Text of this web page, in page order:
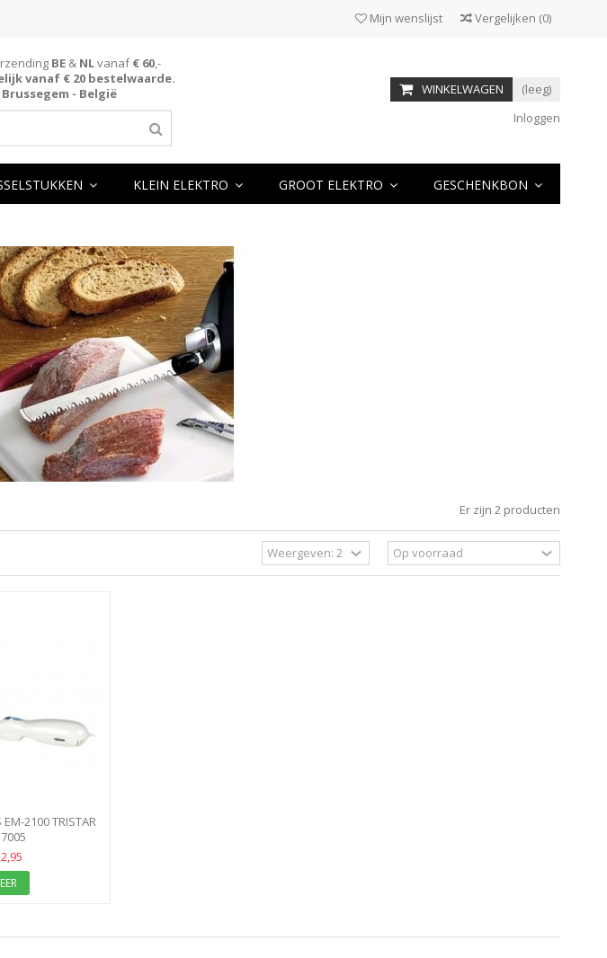
Vergelijken (0)
Mijn wenslijst
BE& NLvanaf€ 60,-
vanaf € 20 bestelwaarde.
Brussegem - België WINKELWAGEN
(leeg)
Inloggen
KLEIN ELEKTRO GROOT ELEKTRO GESCHENKBON
Er zijn 2 producten
EM-2100 TRISTAR